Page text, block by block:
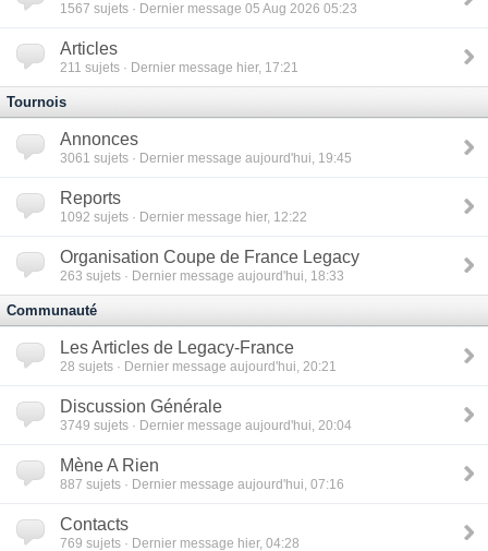
1567 sujets · Dernier message 05 Aug 2026 05:23
Articles
211 sujets · Dernier message hier, 17:21
Tournois
Annonces
3061 sujets · Dernier message aujourd'hui, 19:45
Reports
1092 sujets · Dernier message hier, 12:22
Organisation Coupe de France Legacy
263 sujets · Dernier message aujourd'hui, 18:33
Communauté
Les Articles de Legacy-France
28 sujets · Dernier message aujourd'hui, 20:21
Discussion Générale
3749 sujets · Dernier message aujourd'hui, 20:04
Mène A Rien
887 sujets · Dernier message aujourd'hui, 07:16
Contacts
769 sujets · Dernier message hier, 04:28